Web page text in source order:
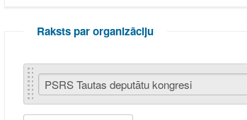
Raksts par organizāciju